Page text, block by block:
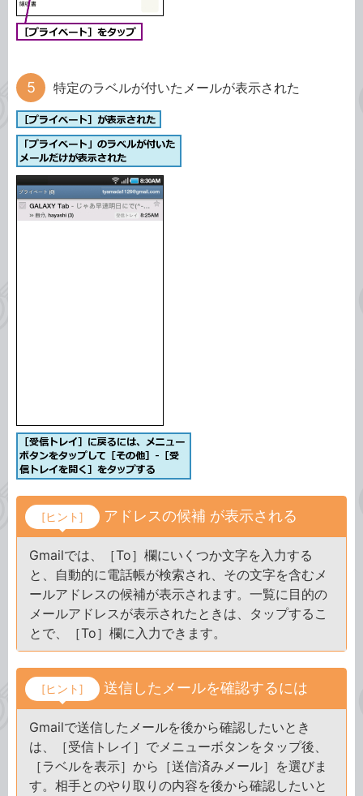
特定のラベルが付いたメールが表示された
[ヒント] アドレスの候補 が表示される
Gmailでは、［To］欄にいくつか文字を入力する
と、自動的に電話帳が検索され、その文字を含むメ
ールアドレスの候補が表示されます。一覧に目的の
メールアドレスが表示されたときは、タップするこ
とで、［To］欄に入力できます。
[ヒント] 送信したメールを確認するには
Gmailで送信したメールを後から確認したいとき
は、［受信トレイ］でメニューボタンをタップ後、
［ラベルを表示］から［送信済みメール］を選びま
す。相手とのやり取りの内容を後から確認したいと